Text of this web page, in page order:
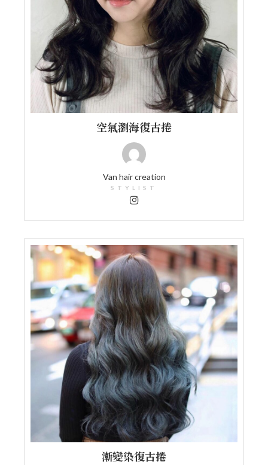
空氣瀏海復古捲
Van hair creation
STYLIST
漸變染復古捲